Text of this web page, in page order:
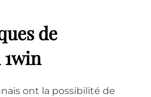
de
ont la possibilité de